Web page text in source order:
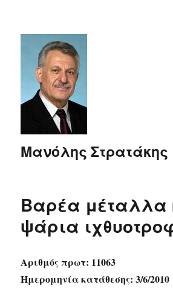
Μανόλης Στρατάκης
Βαρέα μέταλλα
ψάρια
Αριθμός πρωτ: 11063
Ημερομηνία κατάθεσης: 3/6/2010